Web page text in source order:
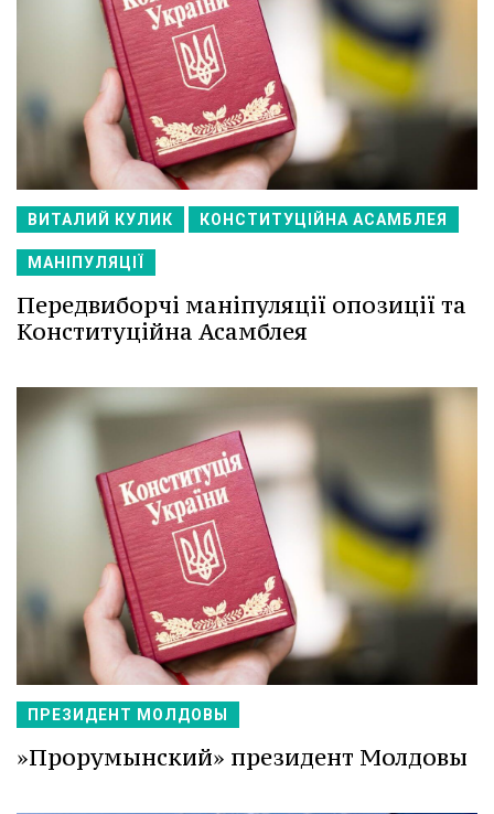
ВИТАЛИЙ КУЛИК КОНСТИТУЦІЙНА АСАМБЛЕЯ
МАНІПУЛЯЦІЇ
Передвиборчі маніпуляції опозиції та
Конституційна Асамблея
ПРЕЗИДЕНТ МОЛДОВЫ
»Прорумынский» президент Молдовы